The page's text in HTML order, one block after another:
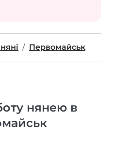
Первомайськ
нянею в